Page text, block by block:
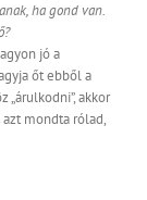
ha gond van.
jó a
őt ebből a
akkor
azt mondta rólad,